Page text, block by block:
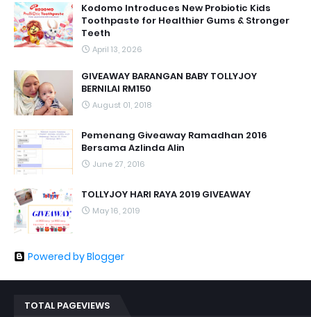
Kodomo Introduces New Probiotic Kids
Toothpaste for Healthier Gums & Stronger
Teeth
April 13, 2026
GIVEAWAY BARANGAN BABY TOLLYJOY
BERNILAI RM150
August 01, 2018
Pemenang Giveaway Ramadhan 2016
Bersama Azlinda Alin
June 27, 2016
TOLLYJOY HARI RAYA 2019 GIVEAWAY
May 16, 2019
Powered by Blogger
TOTAL PAGEVIEWS